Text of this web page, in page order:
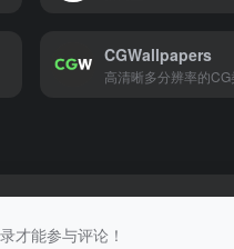
CGWallpapers
才能参与评论！